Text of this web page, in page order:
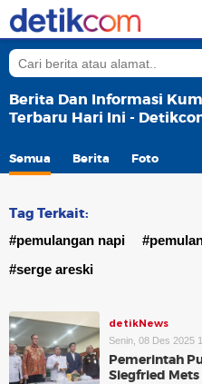
Berita Dan Informasi
Terbaru Hari Ini -
Semua Berita Foto
Tag Terkait:
#pemulangan napi
#serge areski
detikNews
Senin, 08 Des 2025
Pemerintah
Siegfried